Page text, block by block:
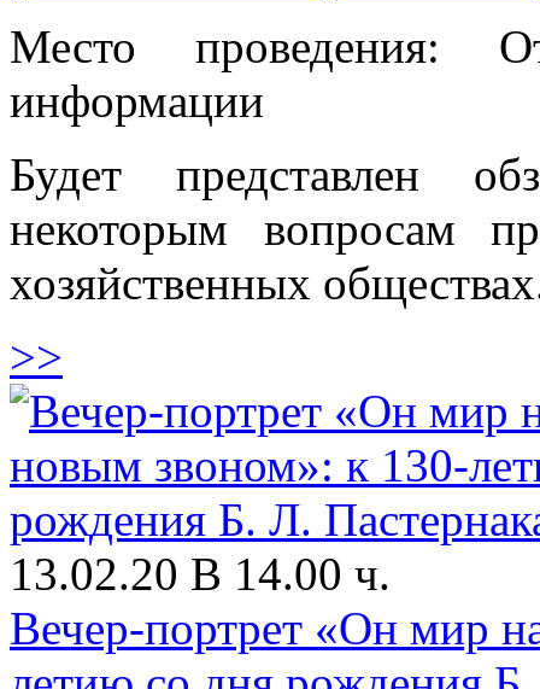
Место проведения:
информации
Будет представлен
некоторым вопросам
хозяйственных
>>
13.02.20 В 14.00 ч.
Вечер-портрет «Он мир